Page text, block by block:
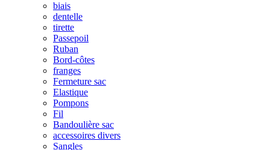
biais
dentelle
tirette
Passepoil
Ruban
Bord-côtes
franges
Fermeture sac
Elastique
Pompons
Fil
Bandoulière sac
accessoires divers
Sangles